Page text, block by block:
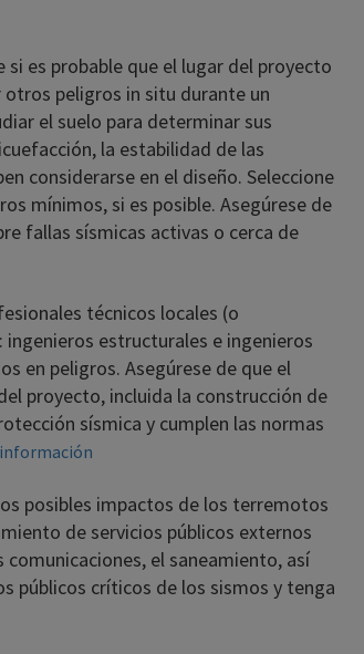
si es probable que el lugar del proyecto
peligros in situ durante un
el suelo para determinar sus
la estabilidad de las
considerarse en el diseño. Seleccione
mínimos, si es posible. Asegúrese de
fallas sísmicas activas o cerca de
técnicos locales (o
estructurales e ingenieros
en peligros. Asegúrese de que el
proyecto, incluida la construcción de
sísmica y cumplen las normas
los posibles impactos de los terremotos
de servicios públicos externos
el saneamiento, así
públicos críticos de los sismos y tenga